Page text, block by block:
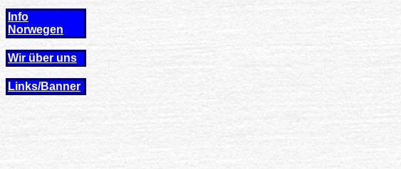
Info
Norwegen
Wir über uns
Links/Banner